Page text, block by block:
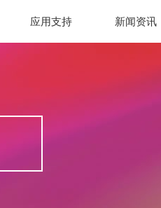
应用支持 新闻资讯